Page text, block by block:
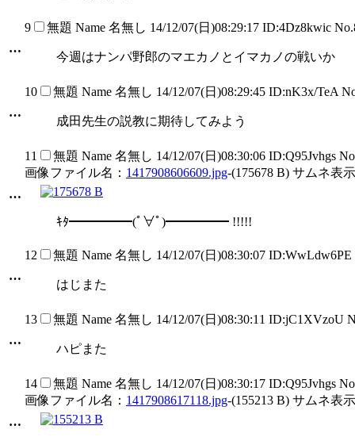
…
9 無題 Name 名無し 14/12/07(日)08:29:17 ID:4Dz8kwic
今週はナンパ野郎のマエカノとイマカノの戦いか
…
10 無題 Name 名無し 14/12/07(日)08:29:45 ID:nK3x/TeA
成田先生の説教に期待してみよう
…
11 無題 Name 名無し 14/12/07(日)08:30:06 ID:Q95Jvhgs
画像ファイル名： 1417908606609.jpg-(175678 B) サムネ表
ｷﾀ━━━━━(ﾟ∀ﾟ)━━━━━ !!!!!
…
12 無題 Name 名無し 14/12/07(日)08:30:07
はじまた
…
13 無題 Name 名無し 14/12/07(日)08:30:11 ID:jC1XVzoU
ハピまた
…
14 無題 Name 名無し 14/12/07(日)08:30:17 ID:Q95Jvhgs
画像ファイル名： 1417908617118.jpg-(155213 B) サムネ表